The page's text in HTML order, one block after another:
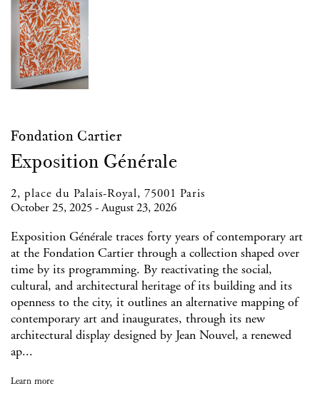
Fondation Cartier
Exposition Générale
2, place du Palais-Royal, 75001 Paris
October 25, 2025 - August 23, 2026
Exposition Générale traces forty years of contemporary art
at the Fondation Cartier through a collection shaped over
time by its programming. By reactivating the social,
cultural, and architectural heritage of its building and its
openness to the city, it outlines an alternative mapping of
contemporary art and inaugurates, through its new
architectural display designed by Jean Nouvel, a renewed
ap...
Learn more